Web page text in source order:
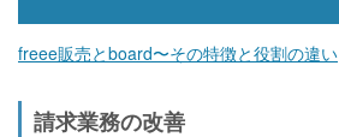
freee販売とboard〜その特徴と役割の違い
請求業務の改善